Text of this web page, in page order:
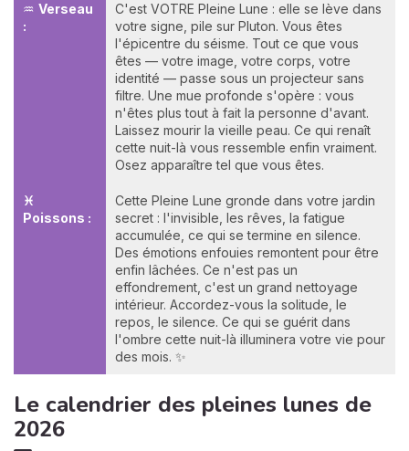
♒ Verseau
:
C'est VOTRE Pleine Lune : elle se lève dans
votre signe, pile sur Pluton. Vous êtes
l'épicentre du séisme. Tout ce que vous
êtes — votre image, votre corps, votre
identité — passe sous un projecteur sans
filtre. Une mue profonde s'opère : vous
n'êtes plus tout à fait la personne d'avant.
Laissez mourir la vieille peau. Ce qui renaît
cette nuit-là vous ressemble enfin vraiment.
Osez apparaître tel que vous êtes.
♓
Poissons :
Cette Pleine Lune gronde dans votre jardin
secret : l'invisible, les rêves, la fatigue
accumulée, ce qui se termine en silence.
Des émotions enfouies remontent pour être
enfin lâchées. Ce n'est pas un
effondrement, c'est un grand nettoyage
intérieur. Accordez-vous la solitude, le
repos, le silence. Ce qui se guérit dans
l'ombre cette nuit-là illuminera votre vie pour
des mois. ✨
Le calendrier des pleines lunes de
2026